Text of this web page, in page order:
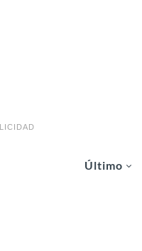
Último